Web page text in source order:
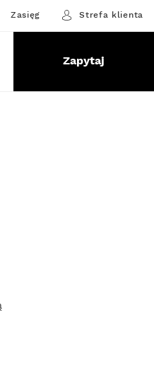
Zasięg Strefa klienta
Zapytaj